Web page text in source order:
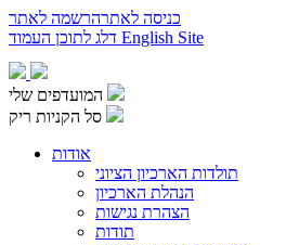
כניסה לאתרהרשמה לאתר
English Site
המועדפים שלי
סל הקניות ריק
אודות
תולדות הארכיון הציוני
הנהלת הארכיון
הצהרת נגישות
תודות